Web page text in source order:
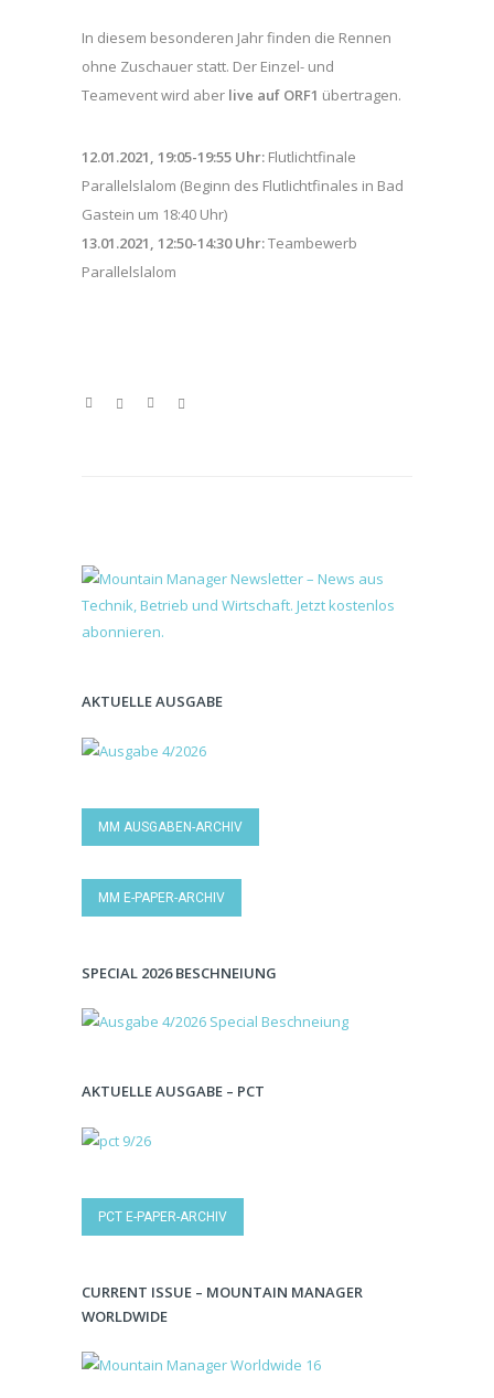
In diesem besonderen Jahr finden die Rennen
ohne Zuschauer statt. Der Einzel- und
Teamevent wird aber live auf ORF1 übertragen.
12.01.2021, 19:05-19:55 Uhr: Flutlichtfinale
Parallelslalom (Beginn des Flutlichtfinales in Bad
Gastein um 18:40 Uhr)
13.01.2021, 12:50-14:30 Uhr:Teambewerb
Parallelslalom
AKTUELLE AUSGABE
MM AUSGABEN-ARCHIV
MM E-PAPER-ARCHIV
SPECIAL 2026 BESCHNEIUNG
AKTUELLE AUSGABE – PCT
PCT E-PAPER-ARCHIV
CURRENT ISSUE – MOUNTAIN MANAGER
WORLDWIDE